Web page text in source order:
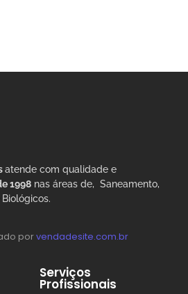
atende com qualidade e
1998 nas áreas de, Saneamento,
porvendadesite.com.br
Serviços
Profissionais